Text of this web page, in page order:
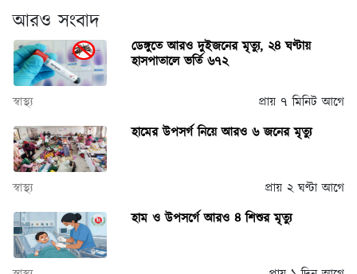
আরও সংবাদ
ডেঙ্গুতে আরও দুইজনের মৃত্যু, ২৪ ঘণ্টায়
হাসপাতালে ভর্তি ৬৭২
স্বাস্থ্য
প্রায় ৭ মিনিট আগে
হামের উপসর্গ নিয়ে আরও ৬ জনের মৃত্যু
স্বাস্থ্য
প্রায় ২ ঘণ্টা আগে
হাম ও উপসর্গে আরও ৪ শিশুর মৃত্যু